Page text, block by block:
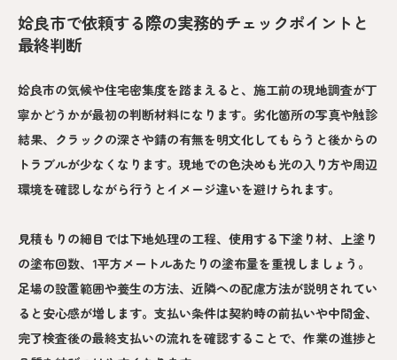
姶良市で依頼する際の実務的チェックポイントと
最終判断
姶良市の気候や住宅密集度を踏まえると、施工前の現地調査が丁
寧かどうかが最初の判断材料になります。劣化箇所の写真や触診
結果、クラックの深さや錆の有無を明文化してもらうと後からの
トラブルが少なくなります。現地での色決めも光の入り方や周辺
環境を確認しながら行うとイメージ違いを避けられます。
見積もりの細目では下地処理の工程、使用する下塗り材、上塗り
の塗布回数、1平方メートルあたりの塗布量を重視しましょう。
足場の設置範囲や養生の方法、近隣への配慮方法が説明されてい
ると安心感が増します。支払い条件は契約時の前払いや中間金、
完了検査後の最終支払いの流れを確認することで、作業の進捗と